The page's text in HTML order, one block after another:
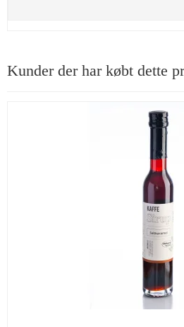
Kunder der har købt dette